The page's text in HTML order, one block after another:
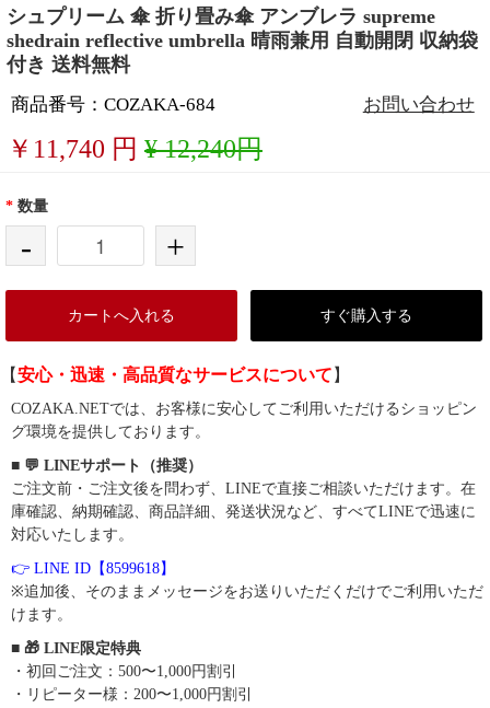
シュプリーム 傘 折り畳み傘 アンブレラ supreme
shedrain reflective umbrella 晴雨兼用 自動開閉 収納袋
付き 送料無料
商品番号：COZAKA-684 お問い合わせ
￥ 11,740 円 ¥ 12,240円
* 数量
- +
カートへ入れる すぐ購入する
【安心・迅速・高品質なサービスについて 】
COZAKA.NETでは、お客様に安心してご利用いただけるショッピン
グ環境を提供しております。
■ 💬 LINEサポート（推奨）
ご注文前・ご注文後を問わず、LINEで直接ご相談いただけます。在
庫確認、納期確認、商品詳細、発送状況など、すべてLINEで迅速に
対応いたします。
👉 LINE ID【8599618】
※追加後、そのままメッセージをお送りいただくだけでご利用いただ
けます。
■ 🎁 LINE限定特典
・初回ご注文：500〜1,000円割引
・リピーター様：200〜1,000円割引